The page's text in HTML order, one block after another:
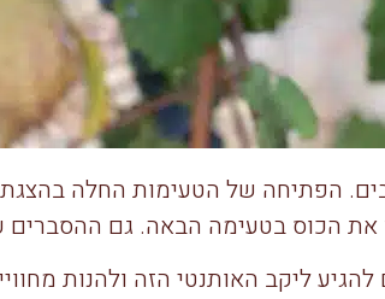
ביקב היה 5 כוכבים. הפתיחה של
את הכוס בטעימה הבאה. גם ההסברים
ליקב האותנטי הזה ולהנות